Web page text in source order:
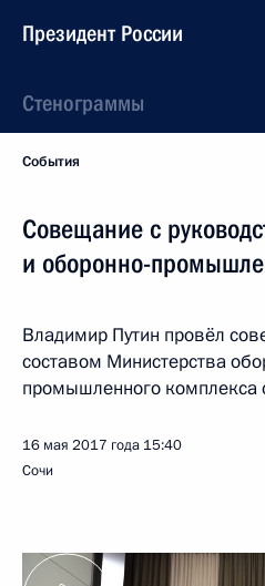
Президент России
Стенограммы
События
Совещание с
и оборонно-
Владимир Путин провёл
составом Министерства
промышленного комплекса
16 мая 2017 года 15:40
Сочи